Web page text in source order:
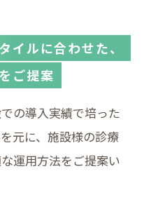
イルに合わせた、
ご提案
の導入実績で培った
元に、施設様の診療
運用方法をご提案い